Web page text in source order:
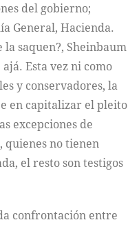
del gobierno;
General, Hacienda.
la saquen?, Sheinbaum
Esta vez ni como
y conservadores, la
en capitalizar el pleito
excepciones de
no tienen
el resto son testigos
confrontación entre